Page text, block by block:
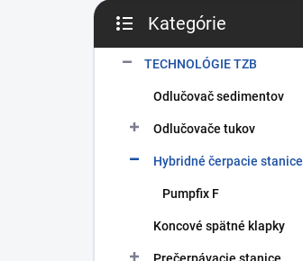
Preskočiť kategórie
Kategórie
TECHNOLÓGIE TZB
Odlučovač sedimentov
Odlučovače tukov
Hybridné čerpacie stanice
Pumpfix F
Koncové spätné klapky